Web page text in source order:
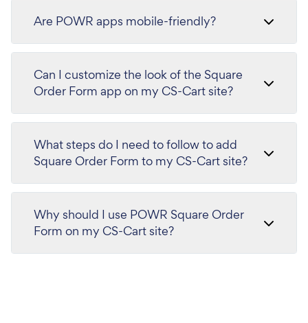
Are POWR apps mobile-friendly?
Can I customize the look of the Square
Order Form app on my CS-Cart site?
What steps do I need to follow to add
Square Order Form to my CS-Cart site?
Why should I use POWR Square Order
Form on my CS-Cart site?